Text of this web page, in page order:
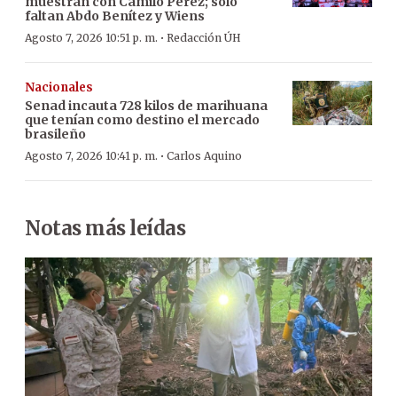
faltan Abdo Benítez y Wiens
Agosto 7, 2026 10:51 p. m. · Redacción ÚH
Nacionales
Senad incauta 728 kilos de marihuana
que tenían como destino el mercado
brasileño
Agosto 7, 2026 10:41 p. m. · Carlos Aquino
Notas más leídas